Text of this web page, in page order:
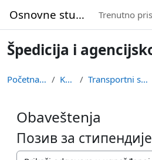
Osnovne studije Trenutno
Špedicija i
Početna stranica Kursevi Transportni smer (drumski)
Obaveštenja
Позив за